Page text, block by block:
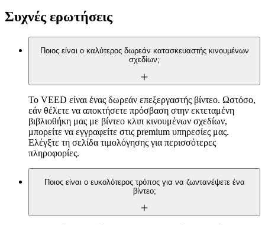
Συχνές ερωτήσεις
Ποιος είναι ο καλύτερος δωρεάν κατασκευαστής κινουμένων
σχεδίων;
Το VEED είναι ένας δωρεάν επεξεργαστής βίντεο. Ωστόσο,
εάν θέλετε να αποκτήσετε πρόσβαση στην εκτεταμένη
βιβλιοθήκη μας με βίντεο κλιπ κινουμένων σχεδίων,
μπορείτε να εγγραφείτε στις premium υπηρεσίες μας.
Ελέγξτε τη σελίδα τιμολόγησης για περισσότερες
πληροφορίες.
Ποιος είναι ο ευκολότερος τρόπος για να ζωντανέψετε ένα
βίντεο;